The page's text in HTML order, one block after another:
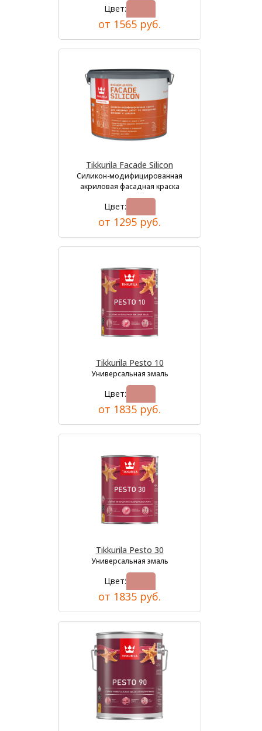
Цвет:
от 1565 руб.
Tikkurila Facade Silicon
Силикон-модифицированная
акриловая фасадная краска
Цвет:
от 1295 руб.
Tikkurila Pesto 10
Универсальная эмаль
Цвет:
от 1835 руб.
Tikkurila Pesto 30
Универсальная эмаль
Цвет:
от 1835 руб.